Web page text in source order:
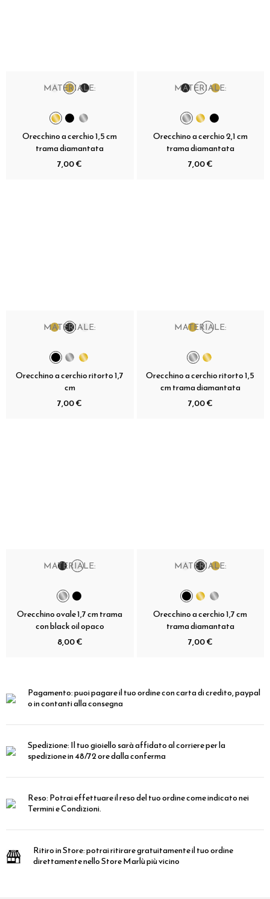
MATERIALE:
Orecchino a cerchio 1,5 cm
trama diamantata
7,00 €
MATERIALE:
Orecchino a cerchio 2,1 cm
trama diamantata
7,00 €
MATERIALE:
Orecchino a cerchio ritorto 1,7
cm
7,00 €
MATERIALE:
Orecchino a cerchio ritorto 1,5
cm trama diamantata
7,00 €
MATERIALE:
Orecchino ovale 1,7 cm trama
con black oil opaco
8,00 €
MATERIALE:
Orecchino a cerchio 1,7 cm
trama diamantata
7,00 €
Pagamento:puoi pagare il tuo ordine con carta di credito, paypal
o in contanti alla consegna
Spedizione:Il tuo gioiello sarà affidato al corriere per la
spedizione in 48/72 ore dalla conferma
Reso:Potrai effettuare il reso del tuo ordine come indicato nei
Termini e Condizioni.
Ritiro in Store:potrai ritirare gratuitamente il tuo ordine
direttamente nello Store Marlù più vicino